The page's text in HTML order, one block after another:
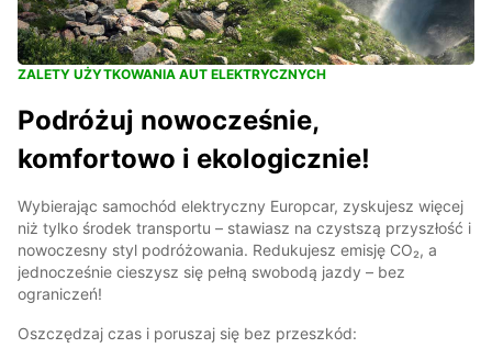
ZALETY UŻYTKOWANIA AUT ELEKTRYCZNYCH
Podróżuj nowocześnie,
komfortowo i ekologicznie!
Wybierając samochód elektryczny Europcar, zyskujesz więcej
niż tylko środek transportu – stawiasz na czystszą przyszłość i
nowoczesny styl podróżowania. Redukujesz emisję CO₂, a
jednocześnie cieszysz się pełną swobodą jazdy – bez
ograniczeń!
Oszczędzaj czas i poruszaj się bez przeszkód: